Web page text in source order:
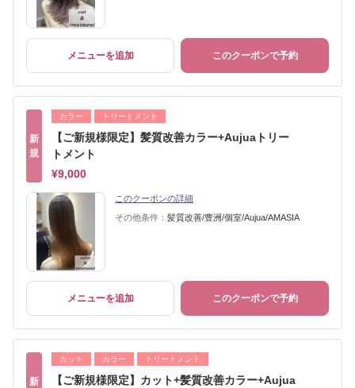
メニューを追加 このクーポンで予約
新
規
カラー トリートメント
【ご新規様限定】髪質改善カラー+Aujuaトリー
トメント
¥9,000
このクーポンの詳細
その他条件： 髪質改善/豊洲/個室/Aujua/AMASIA
メニューを追加 このクーポンで予約
新
カット カラー トリートメント
【ご新規様限定】カット+髪質改善カラー+Aujua